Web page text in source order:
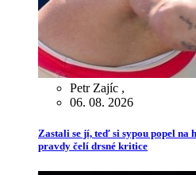
Petr Zajíc ,
06. 08. 2026
Zastali se jí, teď si sypou popel na
pravdy čelí drsné kritice